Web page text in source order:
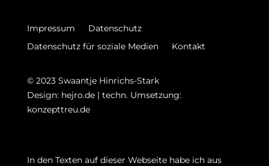
Impressum
Datenschutz
Datenschutz für soziale Medien
Kontakt
© 2023 Swaantje Hinrichs-Stark
Design: hejro.de | techn. Umsetzung:
konzepttreu.de
In den Texten auf dieser Webseite habe ich aus